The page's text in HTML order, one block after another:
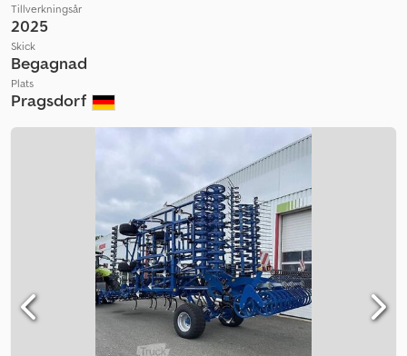
Tillverkningsår
2025
Skick
Begagnad
Plats
Pragsdorf